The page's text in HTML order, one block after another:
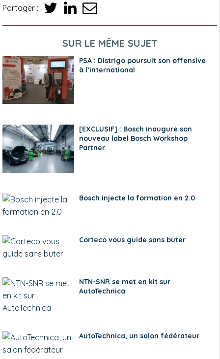
Partager :
SUR LE MÊME SUJET
PSA : Distrigo poursuit son offensive
à l’international
[EXCLUSIF] : Bosch inaugure son
nouveau label Bosch Workshop
Partner
Bosch injecte la formation en 2.0
Corteco vous guide sans buter
NTN-SNR se met en kit sur
AutoTechnica
AutoTechnica, un salon fédérateur